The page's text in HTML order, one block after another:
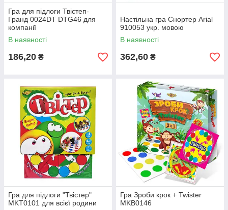
Гра для підлоги Твістеп-
Гранд 0024DT DTG46 для
компанії
В наявності
186,20 ₴
Настільна гра Снортер Arial
910053 укр. мовою
В наявності
362,60 ₴
Гра для підлоги "Твістер"
MKT0101 для всієї родини
Гра Зроби крок + Twister
MKB0146